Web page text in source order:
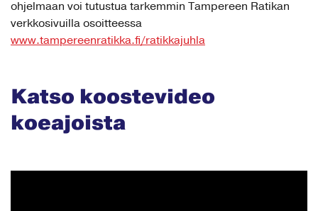
verkkosivuilla osoitteessa
www.tampereenratikka.fi/ratikkajuhla
Katso koostevideo
koeajoista